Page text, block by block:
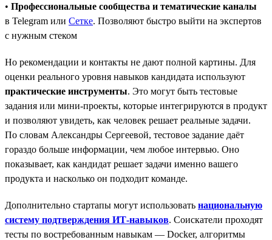
• Профессиональные сообщества и тематические каналы
в Telegram или Сетке. Позволяют быстро выйти на экспертов
с нужным стеком
Но рекомендации и контакты не дают полной картины. Для
оценки реального уровня навыков кандидата используют
практические инструменты. Это могут быть тестовые
задания или мини-проекты, которые интегрируются в продукт
и позволяют увидеть, как человек решает реальные задачи.
По словам Александры Сергеевой, тестовое задание даёт
гораздо больше информации, чем любое интервью. Оно
показывает, как кандидат решает задачи именно вашего
продукта и насколько он подходит команде.
Дополнительно стартапы могут использовать национальную
систему подтверждения ИТ-навыков. Соискатели проходят
тесты по востребованным навыкам — Docker, алгоритмы